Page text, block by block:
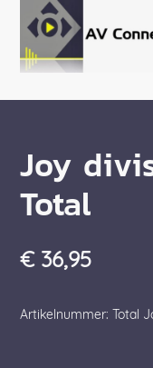
Joy
Total
€36,95
Artikelnummer: Total